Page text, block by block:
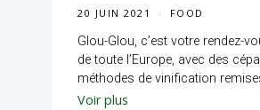
20 JUIN 2021 FOOD
Glou-Glou, c’est votre rendez-
de toute l’Europe, avec des
méthodes de vinification
Voir plus